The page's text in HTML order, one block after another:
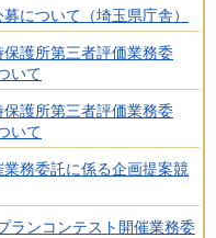
について（埼玉県庁舎）
保護所第三者評価業務委
いて
保護所第三者評価業務委
いて
務委託に係る企画提案競
ランコンテスト開催業務委